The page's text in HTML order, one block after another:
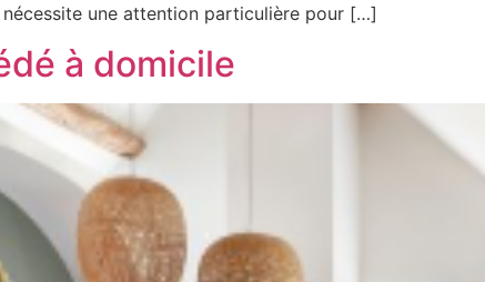
une attention particulière pour […]
à domicile